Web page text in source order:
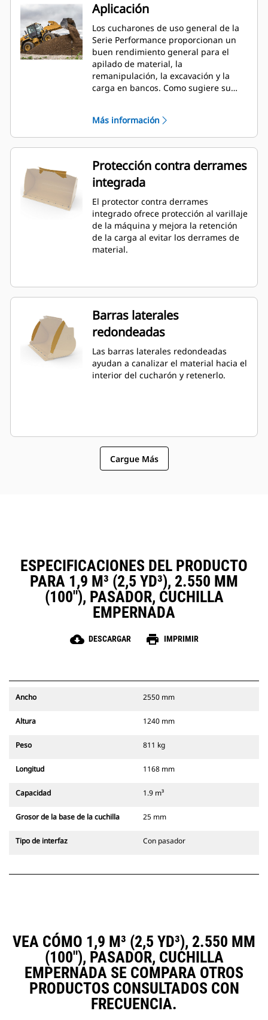
Aplicación
Los cucharones de uso general de la
Serie Performance proporcionan un
buen rendimiento general para el
apilado de material, la
remanipulación, la excavación y la
carga en bancos. Como sugiere su
almacenamiento y desde bancos.
Están diseñados para fuerzas de
desprendimiento y condiciones de
abrasión estándar. Ideal para
aplicaciones de arrastre en retroceso
y nivelación. El factor de llenado de
los cucharones de la Serie
Performance puede llegar a un 115 %
por sobre la capacidad especificada.
Más información
Protección contra derrames
integrada
El protector contra derrames
integrado ofrece protección al varillaje
de la máquina y mejora la retención
de la carga al evitar los derrames de
material.
Barras laterales
redondeadas
Las barras laterales redondeadas
ayudan a canalizar el material hacia el
interior del cucharón y retenerlo.
Cargue Más
ESPECIFICACIONES DEL PRODUCTO
PARA 1,9 M³ (2,5 YD³), 2.550 MM
(100"), PASADOR, CUCHILLA
EMPERNADA
cloud_download DESCARGAR print IMPRIMIR
Ancho 2550 mm
Altura 1240 mm
Peso 811 kg
Longitud 1168 mm
Capacidad 1.9 m³
Grosor de la base de la cuchilla 25 mm
Tipo de interfaz Con pasador
VEA CÓMO 1,9 M³ (2,5 YD³), 2.550 MM
(100"), PASADOR, CUCHILLA
EMPERNADA SE COMPARA OTROS
PRODUCTOS CONSULTADOS CON
FRECUENCIA.